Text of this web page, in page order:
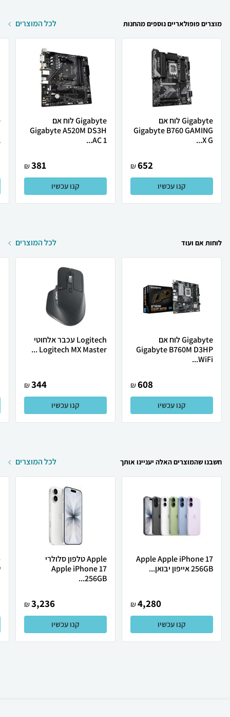
מוצרים פופולאריים נוספים מהחנות לכל המוצרים
Gigabyte לוח אם
Gigabyte B760 GAMING
X G...
652
₪
קנו עכשיו
Gigabyte לוח אם
Gigabyte A520M DS3H
AC 1...
381
₪
קנו עכשיו
לוחות אם ועוד לכל המוצרים
Gigabyte לוח אם
Gigabyte B760M D3HP
WiFi...
608
₪
קנו עכשיו
Logitech עכבר אלחוטי
Logitech MX Master ...
344
₪
קנו עכשיו
חשבנו שהמוצרים האלה יעניינו אותך לכל המוצרים
Apple Apple iPhone 17
256GB אייפון יבואן...
4,280
₪
קנו עכשיו
Apple טלפון סלולרי
Apple iPhone 17
256GB...
3,236
₪
קנו עכשיו